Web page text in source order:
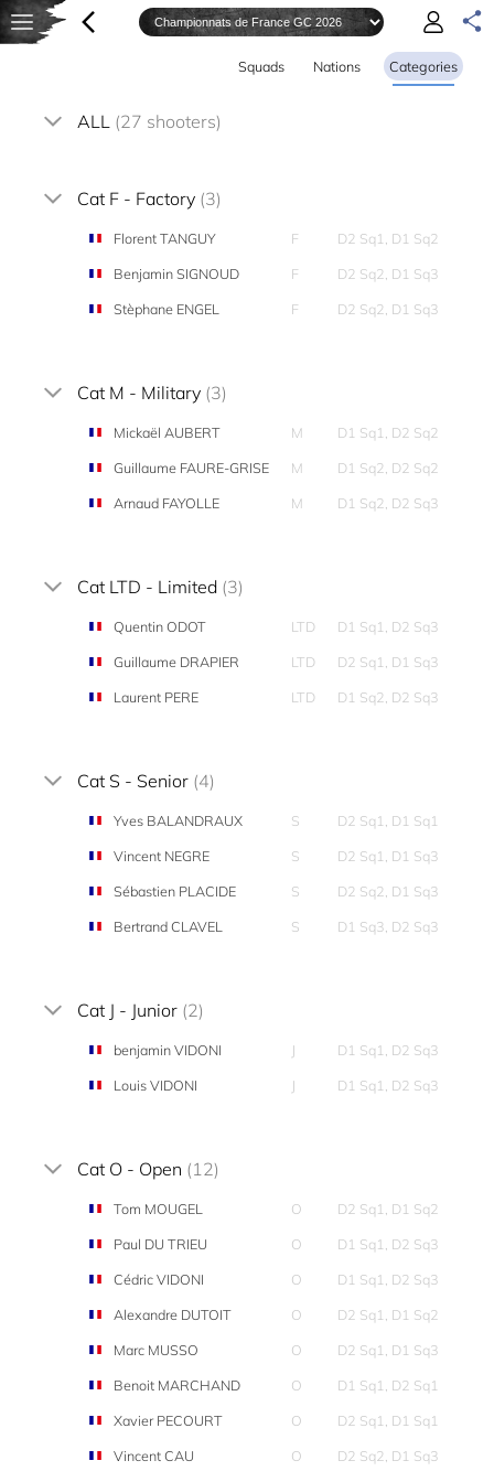
Squads Nations Categories
ALL (27 shooters)
Cat F - Factory (3)
Florent TANGUY F
D2 Sq1, D1 Sq2
Benjamin SIGNOUD
F
D2 Sq2, D1 Sq3
Stèphane ENGEL
F D2 Sq2, D1 Sq3
Cat M - Military (3)
Mickaël AUBERT M
D1 Sq1, D2 Sq2
Guillaume FAURE-GRISE
M
D1 Sq2, D2 Sq2
Arnaud FAYOLLE
M D1 Sq2, D2 Sq3
Cat LTD - Limited (3)
Quentin ODOT LTD
D1 Sq1, D2 Sq3
Guillaume DRAPIER
LTD
D2 Sq1, D1 Sq3
Laurent PERE
LTD D1 Sq2, D2 Sq3
Cat S - Senior (4)
Yves BALANDRAUX S
D2 Sq1, D1 Sq1
Vincent NEGRE
S
D2 Sq1, D1 Sq3
Sébastien PLACIDE
S
D2 Sq2, D1 Sq3
Bertrand CLAVEL
S D1 Sq3, D2 Sq3
Cat J - Junior (2)
benjamin VIDONI J
D1 Sq1, D2 Sq3
Louis VIDONI
J D1 Sq1, D2 Sq3
Cat O - Open (12)
Tom MOUGEL O
D2 Sq1, D1 Sq2
Paul DU TRIEU
O
D1 Sq1, D2 Sq3
Cédric VIDONI
O
D1 Sq1, D2 Sq3
Alexandre DUTOIT
O
D2 Sq1, D1 Sq2
Marc MUSSO
O
D2 Sq1, D1 Sq3
Benoit MARCHAND
O
D1 Sq1, D2 Sq1
Xavier PECOURT
O
D2 Sq1, D1 Sq1
Vincent CAU
O D2 Sq2, D1 Sq3